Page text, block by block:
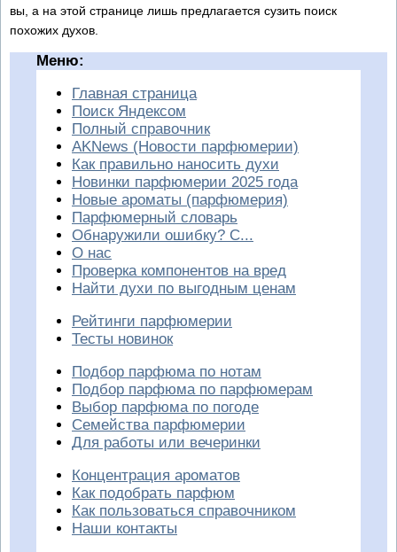
вы, а на этой странице лишь предлагается сузить поиск
похожих духов.
Меню:
Главная страница
Поиск Яндексом
Полный справочник
AKNews (Новости парфюмерии)
Как правильно наносить духи
Новинки парфюмерии 2025 года
Новые ароматы (парфюмерия)
Парфюмерный словарь
Обнаружили ошибку? С...
О нас
Проверка компонентов на вред
Найти духи по выгодным ценам
Рейтинги парфюмерии
Тесты новинок
Подбор парфюма по нотам
Подбор парфюма по парфюмерам
Выбор парфюма по погоде
Семейства парфюмерии
Для работы или вечеринки
Концентрация ароматов
Как подобрать парфюм
Как пользоваться справочником
Наши контакты